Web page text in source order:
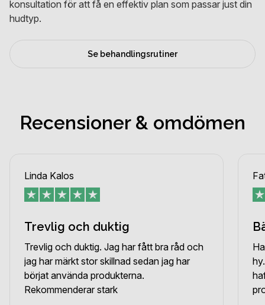
konsultation för att få en effektiv plan som passar just din
hudtyp.
Se behandlingsrutiner
Recensioner & omdömen
Linda Kalos
Trevlig och duktig
Trevlig och duktig. Jag har fått bra råd och
jag har märkt stor skillnad sedan jag har
börjat använda produkterna.
Rekommenderar stark